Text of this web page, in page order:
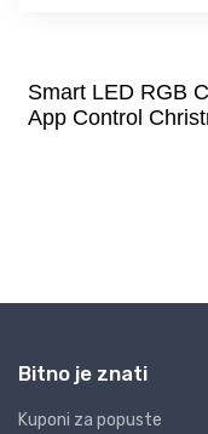
Bitno je znati
Kuponi za popuste